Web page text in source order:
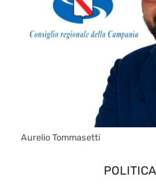
Aurelio Tommasetti